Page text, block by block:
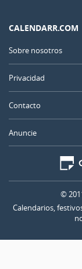
CALENDARR.COM
Sobre nosotros
Privacidad
Contacto
Anuncie
©
Calendarios,